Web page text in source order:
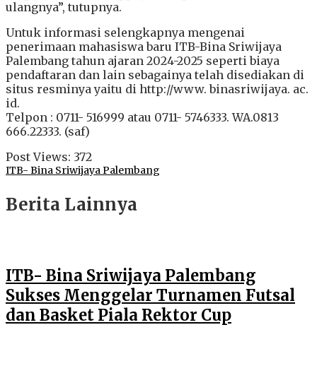
ulangnya”, tutupnya.
Untuk informasi selengkapnya mengenai
penerimaan mahasiswa baru ITB-Bina Sriwijaya
Palembang tahun ajaran 2024-2025 seperti biaya
pendaftaran dan lain sebagainya telah disediakan di
situs resminya yaitu di http://www. binasriwijaya. ac.
id.
Telpon : 0711- 516999 atau 0711- 5746333. WA.0813
666.22333. (saf)
Post Views: 372
ITB- Bina Sriwijaya Palembang
Berita Lainnya
ITB- Bina Sriwijaya Palembang
Sukses Menggelar Turnamen Futsal
dan Basket Piala Rektor Cup